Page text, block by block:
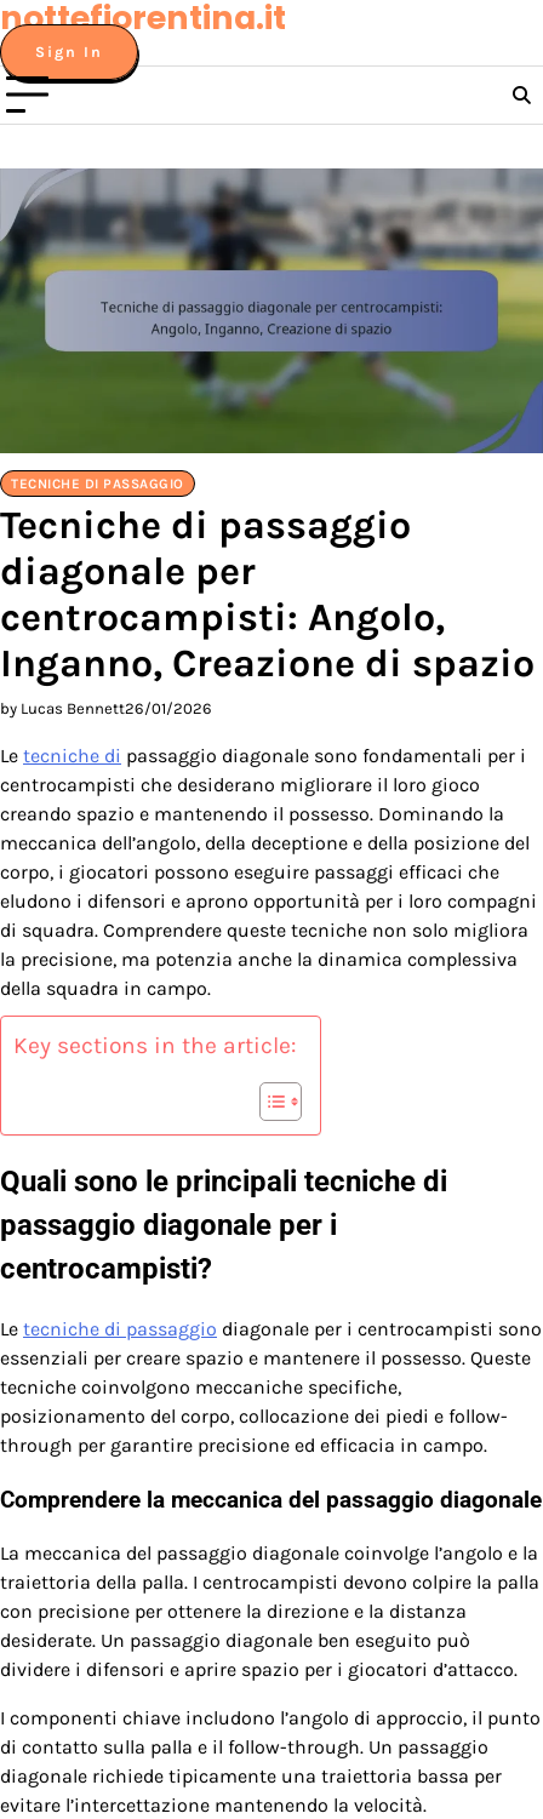
Skip
to
content
nottefiorentina.it
Sign In
TECNICHE DI PASSAGGIO
Tecniche di passaggio
diagonale per
centrocampisti: Angolo,
Inganno, Creazione di spazio
by Lucas Bennett26/01/2026
Le tecniche di passaggio diagonale sono fondamentali per i
centrocampisti che desiderano migliorare il loro gioco
creando spazio e mantenendo il possesso. Dominando la
meccanica dell’angolo, della deceptione e della posizione del
corpo, i giocatori possono eseguire passaggi efficaci che
eludono i difensori e aprono opportunità per i loro compagni
di squadra. Comprendere queste tecniche non solo migliora
la precisione, ma potenzia anche la dinamica complessiva
della squadra in campo.
Key sections in the article:
Quali sono le principali tecniche di
passaggio diagonale per i
centrocampisti?
Le tecniche di passaggio diagonale per i centrocampisti sono
essenziali per creare spazio e mantenere il possesso. Queste
tecniche coinvolgono meccaniche specifiche,
posizionamento del corpo, collocazione dei piedi e follow-
through per garantire precisione ed efficacia in campo.
Comprendere la meccanica del passaggio diagonale
La meccanica del passaggio diagonale coinvolge l’angolo e la
traiettoria della palla. I centrocampisti devono colpire la palla
con precisione per ottenere la direzione e la distanza
desiderate. Un passaggio diagonale ben eseguito può
dividere i difensori e aprire spazio per i giocatori d’attacco.
I componenti chiave includono l’angolo di approccio, il punto
di contatto sulla palla e il follow-through. Un passaggio
diagonale richiede tipicamente una traiettoria bassa per
evitare l’intercettazione mantenendo la velocità.